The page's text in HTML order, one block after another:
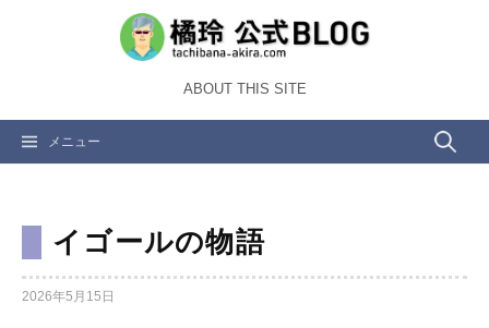
ツ
ABOUT THIS SITE
メニュー 検
イゴールの物語
2026年5月15日